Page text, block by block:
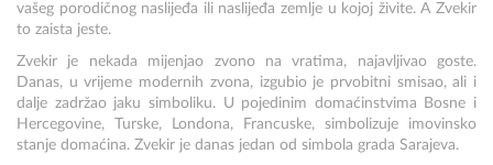
vašeg porodičnog naslijeđa ili naslijeđa zemlje u kojoj živite. A Zvekir
to zaista jeste.
Zvekir je nekada mijenjao zvono na vratima, najavljivao goste.
Danas, u vrijeme modernih zvona, izgubio je prvobitni smisao, ali i
dalje zadržao jaku simboliku. U pojedinim domaćinstvima Bosne i
Hercegovine, Turske, Londona, Francuske, simbolizuje imovinsko
stanje domaćina. Zvekir je danas jedan od simbola grada Sarajeva.